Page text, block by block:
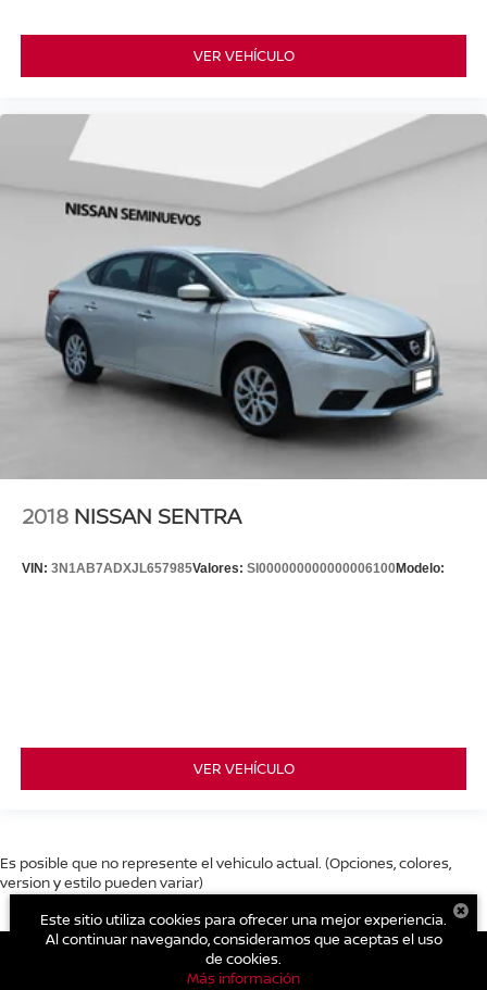
VER VEHÍCULO
2018 NISSAN SENTRA
VIN: 3N1AB7ADXJL657985Valores: SI000000000000006100Modelo:
VER VEHÍCULO
Es posible que no represente el vehiculo actual. (Opciones, colores,
version y estilo pueden variar)
Este sitio utiliza cookies para ofrecer una mejor experiencia.
Al continuar navegando, consideramos que aceptas el uso
de cookies.
Más información